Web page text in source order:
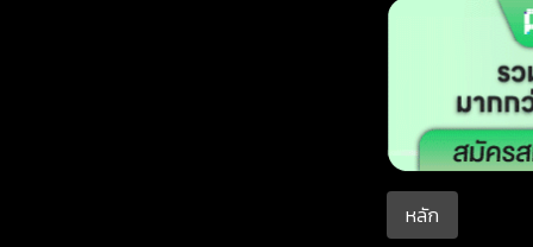
หลัก